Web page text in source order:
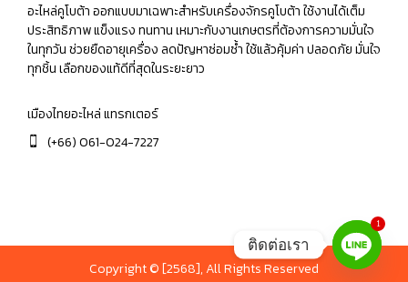
อะไหล่คูโบต้า ออกแบบมาเฉพาะสำหรับเครื่องจักรคูโบต้า ใช้งานได้เต็ม
ประสิทธิภาพ แข็งแรง ทนทาน เหมาะกับงานเกษตรที่ต้องการความมั่นใจ
ในทุกวัน ช่วยยืดอายุเครื่อง ลดปัญหาซ่อมซ้ำ ใช้แล้วคุ้มค่า ปลอดภัย มั่นใจ
ทุกชิ้น เลือกของแท้ดีที่สุดในระยะยาว
เมืองไทยอะไหล่ แทรกเตอร์
(+66) 061-024-7227
Copyright © [2568], All Rights Reserved
1
ติดต่อเรา